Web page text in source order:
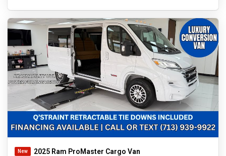
2025 Ram ProMaster Cargo Van